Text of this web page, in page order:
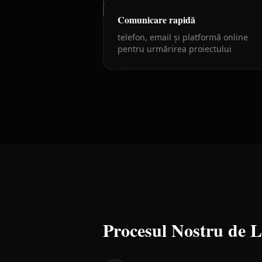
Comunicare rapidă
telefon, email și platformă online
pentru urmărirea proiectului
Procesul Nostru de